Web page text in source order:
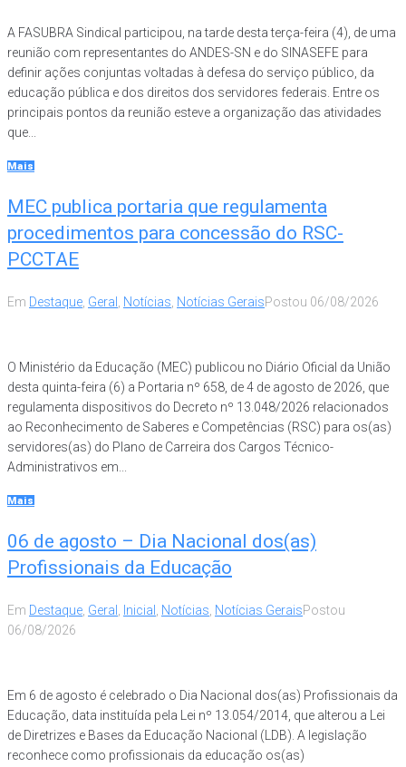
A FASUBRA Sindical participou, na tarde desta terça-feira (4), de uma
reunião com representantes do ANDES-SN e do SINASEFE para
definir ações conjuntas voltadas à defesa do serviço público, da
educação pública e dos direitos dos servidores federais. Entre os
principais pontos da reunião esteve a organização das atividades
que...
Mais
MEC publica portaria que regulamenta
procedimentos para concessão do RSC-
PCCTAE
Em Destaque, Geral , Notícias, Notícias GeraisPostou 06/08/2026
O Ministério da Educação (MEC) publicou no Diário Oficial da União
desta quinta-feira (6) a Portaria nº 658, de 4 de agosto de 2026, que
regulamenta dispositivos do Decreto nº 13.048/2026 relacionados
ao Reconhecimento de Saberes e Competências (RSC) para os(as)
servidores(as) do Plano de Carreira dos Cargos Técnico-
Administrativos em...
Mais
06 de agosto – Dia Nacional dos(as)
Profissionais da Educação
Em Destaque, Geral , Inicial , Notícias, Notícias GeraisPostou
06/08/2026
Em 6 de agosto é celebrado o Dia Nacional dos(as) Profissionais da
Educação, data instituída pela Lei nº 13.054/2014, que alterou a Lei
de Diretrizes e Bases da Educação Nacional (LDB). A legislação
reconhece como profissionais da educação os(as)